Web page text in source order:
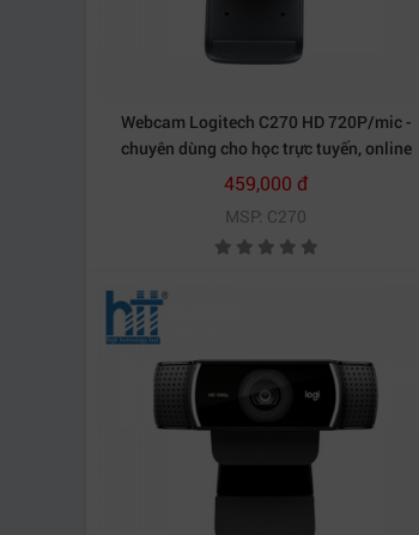
Webcam Logitech C270 HD 720P/mic -
chuyên dùng cho học trực tuyến, online
459,000 đ
MSP: C270